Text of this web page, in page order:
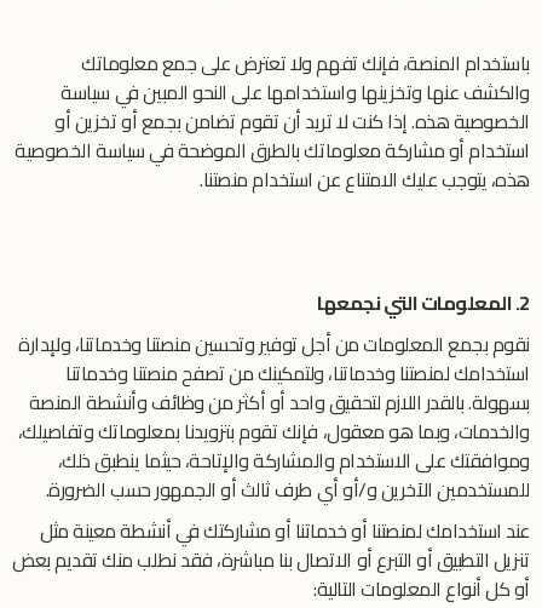
باستخدام المنصة، فإنك تفهم ولا تعترض على جمع معلوماتك
والكشف عنها وتخزينها واستخدامها على النحو المبين في سياسة
الخصوصية هذه. إذا كنت لا تريد أن تقوم تضامن بجمع أو تخزين أو
استخدام أو مشاركة معلوماتك بالطرق الموضحة في سياسة الخصوصية
هذه، يتوجب عليك الامتناع عن استخدام منصتنا.
2. المعلومات التي نجمعها
نقوم بجمع المعلومات من أجل توفير وتحسين منصتنا وخدماتنا، ولإدارة
استخدامك لمنصتنا وخدماتنا، ولتمكينك من تصفح منصتنا وخدماتنا
بسهولة. بالقدر اللازم لتحقيق واحد أو أكثر من وظائف وأنشطة المنصة
والخدمات، وبما هو معقول، فإنك تقوم بتزويدنا بمعلوماتك وتفاصيلك،
وموافقتك على الاستخدام والمشاركة والإتاحة، حيثما ينطبق ذلك،
للمستخدمين الآخرين و/أو أي طرف ثالث أو الجمهور حسب الضرورة.
عند استخدامك لمنصتنا أو خدماتنا أو مشاركتك في أنشطة معينة مثل
تنزيل التطبيق أو التبرع أو الاتصال بنا مباشرة، فقد نطلب منك تقديم بعض
أو كل أنواع المعلومات التالية: